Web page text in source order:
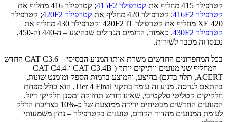
קטרפילר 415 מחליף את
קטרפילר 415F2
; קטרפילר 416 מחליף את
קטרפילר 416F2
; קטרפילר 420 מחליף את קטרפילר 420F2
; קטרפילר
420 XE מחליף את קטרפילר 420F2 IT וקטרפילר 430 מחליף את
קטרפילר 430F2
. כאמור, הדגמים הגדולים שבהיצע – ה-440 וה-450,
נכנסו זה מכבר לשירות.
בכל המחפרונים החדשים משרת אותו המנוע הבסיסי – CAT C3.6 החדש
– המחליף שני מנועים וותיקים יותר ( CAT C3.4B ו-CAT C4.4
ACERT, תלוי בדגם) בהיצע, והמוצע ברמות הספק ומומנט שונות,
בהתאם לגרסה. מנוע זה עומד בתקני Tier 4 Final, הוא כולל מפחת
חלקיקים קטליטי סלקטיבי, שאינו דורש תחזוקה ומסנן חלקיקי דיזל.
המנועים החדשים מבטיחים ירידה ממוצעת של כ-10% בצריכת הדלק
לעומת המנועים מהדור הקודם, טוענים בקטרפילר – נתון משמעותי